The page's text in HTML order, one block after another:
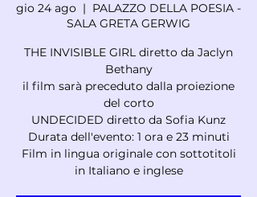
gio 24 ago
  |
PALAZZO DELLA POESIA -
SALA GRETA GERWIG
THE INVISIBLE GIRL diretto da Jaclyn
Bethany
il film sarà preceduto dalla proiezione
del corto
UNDECIDED diretto da Sofia Kunz
Durata dell'evento: 1 ora e 23 minuti
Film in lingua originale con sottotitoli
in Italiano e inglese